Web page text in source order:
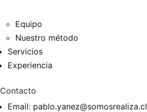
Equipo
Nuestro método
Servicios
Experiencia
Contacto
Email: pablo.yanez@somosrealiza.cl